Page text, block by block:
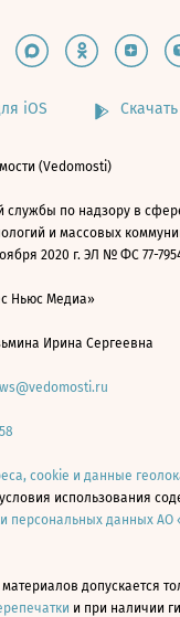
iOS
(Vedomosti)
по надзору в
и массовых
2020 г. ЭЛ № ФС 77-
Ньюс Медиа»
Ирина Сергеевна
cookie и данные
использования
персональных данных АО
допускается
и при наличии